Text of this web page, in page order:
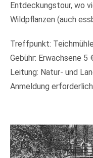
Entdeckungstour, wo
Wildpflanzen (auch
Treffpunkt:
Gebühr: Erwachsene 5
Leitung: Natur- und
Anmeldung